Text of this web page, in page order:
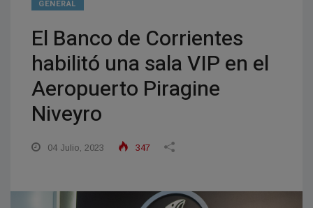
GENERAL
El Banco de Corrientes
habilitó una sala VIP en el
Aeropuerto Piragine
Niveyro
04 Julio, 2023 347